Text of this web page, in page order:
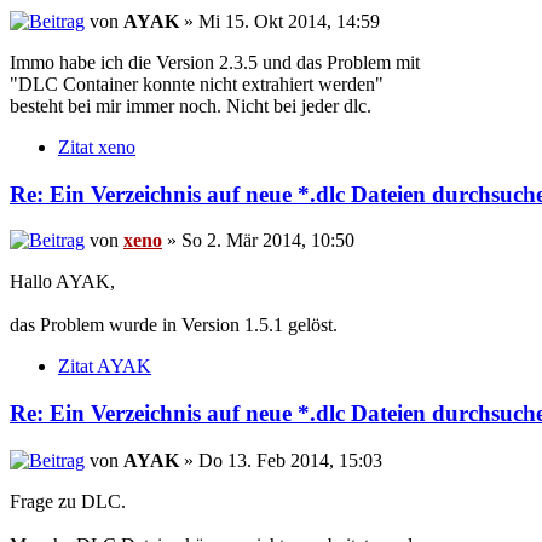
von AYAK » Mi 15. Okt 2014, 14:59
Immo habe ich die Version 2.3.5 und das Problem mit
"DLC Container konnte nicht extrahiert werden"
besteht bei mir immer noch. Nicht bei jeder dlc.
Zitat xeno
Re: Ein Verzeichnis auf neue *.dlc Dateien
von xeno » So 2. Mär 2014, 10:50
Hallo AYAK,
das Problem wurde in Version 1.5.1 gelöst.
Zitat AYAK
Re: Ein Verzeichnis auf neue *.dlc Dateien
von AYAK » Do 13. Feb 2014, 15:03
Frage zu DLC.